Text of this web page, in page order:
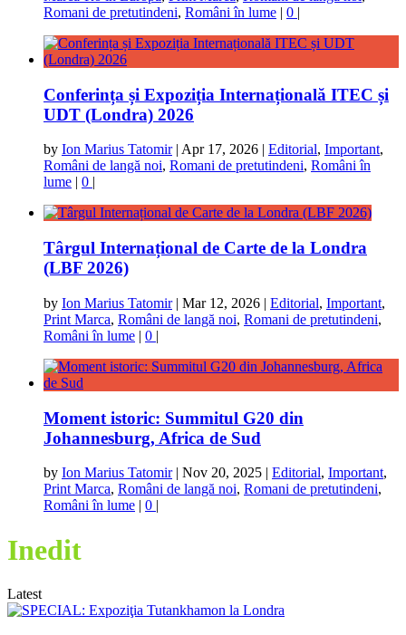
Romani de pretutindeni, Români în lume | 0 |
Conferința și Expoziția Internațională ITEC și
UDT (Londra) 2026
by Ion Marius Tatomir| Apr 17, 2026 | Editorial, Important,
Români de langă noi, Romani de pretutindeni, Români în
lume | 0 |
Târgul Internațional de Carte de la Londra
(LBF 2026)
by Ion Marius Tatomir| Mar 12, 2026 | Editorial, Important,
Print Marca, Români de langă noi, Romani de pretutindeni,
Români în lume | 0 |
Moment istoric: Summitul G20 din
Johannesburg, Africa de Sud
by Ion Marius Tatomir| Nov 20, 2025 | Editorial, Important,
Print Marca, Români de langă noi, Romani de pretutindeni,
Români în lume | 0 |
Inedit
Latest